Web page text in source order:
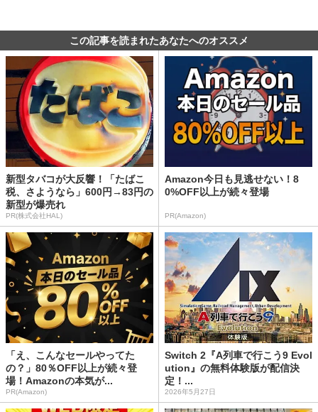
この記事を読まれたあなたへのオススメ
新型タバコが大反響！「たばこ
税、さようなら」600円→83円の
新型が爆売れ
PR(株式会社HAL)
Amazon今日も見逃せない！8
0%OFF以上が続々登場
PR(Amazon)
「え、こんなセールやってた
の？」80％OFF以上が続々登
場！Amazonの本気が...
PR(Amazon)
Switch 2『A列車で行こう9 Evol
ution』の無料体験版が配信決
定！...
2026年5月27日